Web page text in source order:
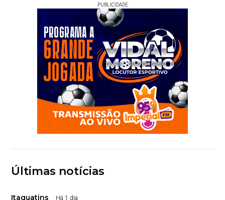
PUBLICIDADE
Últimas notícias
Itaguatins Há 1 dia